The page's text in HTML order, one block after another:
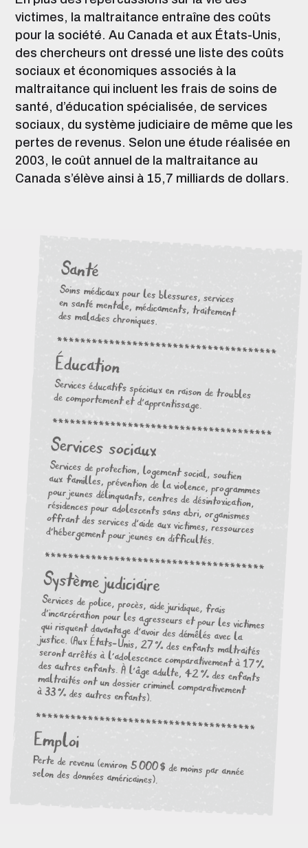
victimes, la maltraitance entraîne des coûts
pour la société. Au Canada et aux États-Unis,
des chercheurs ont dressé une liste des coûts
sociaux et économiques associés à la
maltraitance qui incluent les frais de soins de
santé, d’éducation spécialisée, de services
sociaux, du système judiciaire de même que les
pertes de revenus. Selon une étude réalisée en
2003, le coût annuel de la maltraitance au
Canada s’élève ainsi à 15,7 milliards de dollars.